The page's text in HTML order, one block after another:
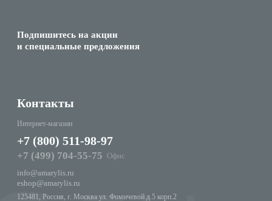
Подпишитесь на акции
и специальные предложения
Контакты
Интернет-магазин
+7 (800) 511-98-97
+7 (499) 704-55-75 Офис
info@amarylis.ru
eshop@amarylis.ru
125481, Россия, г. Москва ул. Фомичевой д.5 корп.2